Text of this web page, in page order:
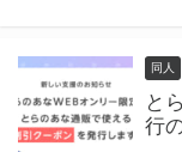
同人
と
行